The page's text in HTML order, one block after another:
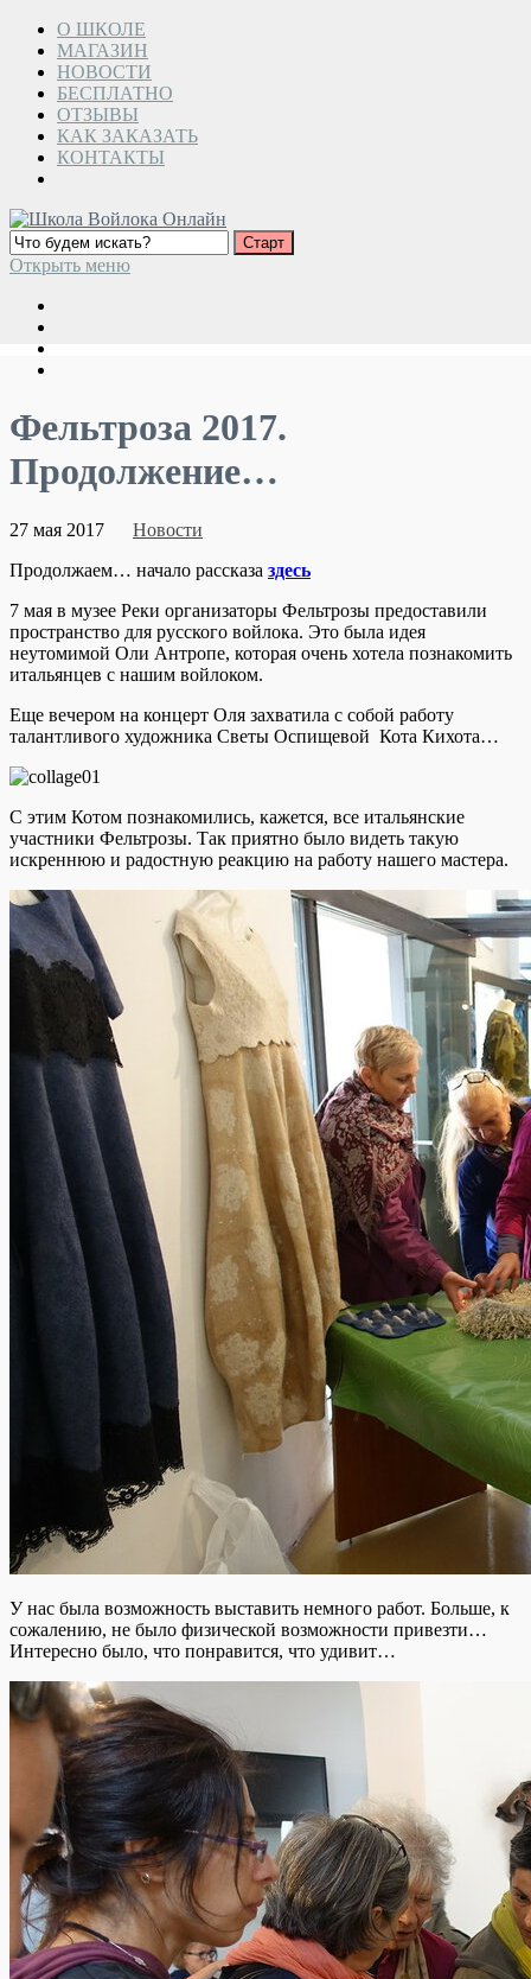
О ШКОЛЕ
МАГАЗИН
НОВОСТИ
БЕСПЛАТНО
ОТЗЫВЫ
КАК ЗАКАЗАТЬ
КОНТАКТЫ
Открыть меню
Фельтроза 2017.
Продолжение…
27 мая 2017
Новости
Продолжаем… начало рассказа здесь
7 мая в музее Реки организаторы Фельтрозы предоставили
пространство для русского войлока. Это была идея
неутомимой Оли Антропе, которая очень хотела познакомить
итальянцев с нашим войлоком.
Еще вечером на концерт Оля захватила с собой работу
талантливого художника Светы Оспищевой Кота Кихота…
С этим Котом познакомились, кажется, все итальянские
участники Фельтрозы. Так приятно было видеть такую
искреннюю и радостную реакцию на работу нашего мастера.
У нас была возможность выставить немного работ. Больше, к
сожалению, не было физической возможности привезти…
Интересно было, что понравится, что удивит…